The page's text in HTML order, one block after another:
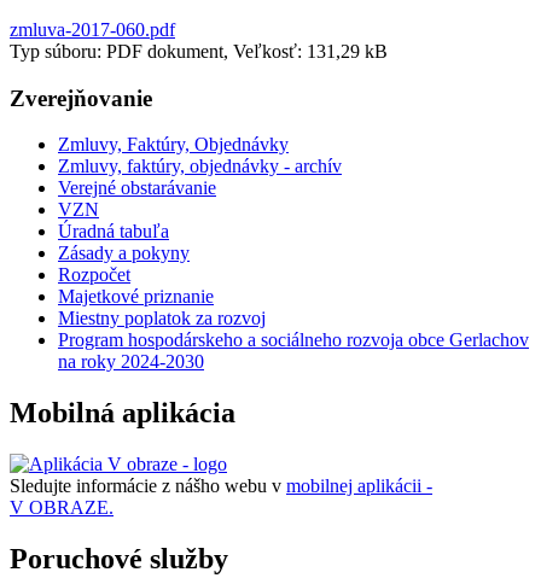
zmluva-2017-060.pdf
Typ súboru: PDF dokument, Veľkosť: 131,29 kB
Zverejňovanie
Zmluvy, Faktúry, Objednávky
Zmluvy, faktúry, objednávky - archív
Verejné obstarávanie
VZN
Úradná tabuľa
Zásady a pokyny
Rozpočet
Majetkové priznanie
Miestny poplatok za rozvoj
Program hospodárskeho a sociálneho rozvoja obce Gerlachov
na roky 2024-2030
Mobilná aplikácia
Sledujte informácie z nášho webu v mobilnej aplikácii -
V OBRAZE.
Poruchové služby